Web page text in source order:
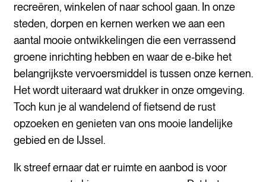
recreëren, winkelen of naar school gaan. In onze
steden, dorpen en kernen werken we aan een
aantal mooie ontwikkelingen die een verrassend
groene inrichting hebben en waar de e-bike het
belangrijkste vervoersmiddel is tussen onze kernen.
Het wordt uiteraard wat drukker in onze omgeving.
Toch kun je al wandelend of fietsend de rust
opzoeken en genieten van ons mooie landelijke
gebied en de IJssel.
Ik streef ernaar dat er ruimte en aanbod is voor